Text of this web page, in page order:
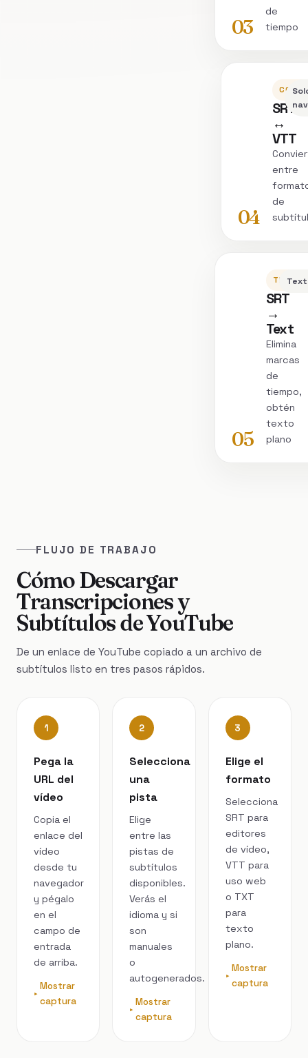
03
de
tiempo
04
SRT
↔
VTT
entre
de
05
SRT
→
Text
Elimina
marcas
de
tiempo,
obtén
texto
plano
FLUJO DE TRABAJO
Cómo Descargar
Transcripciones y
Subtítulos de YouTube
De un enlace de YouTube copiado a un archivo de
subtítulos listo en tres pasos rápidos.
1
Pega la
URL del
vídeo
Copia el
enlace del
vídeo
desde tu
navegador
y pégalo
en el
campo de
entrada
de arriba.
Mostrar
captura
2
Selecciona
una
pista
Elige
entre las
pistas de
subtítulos
disponibles.
Verás el
idioma y si
son
manuales
o
autogenerados.
Mostrar
captura
3
Elige el
formato
Selecciona
SRT para
editores
de vídeo,
VTT para
uso web
o TXT
para
texto
plano.
Mostrar
captura